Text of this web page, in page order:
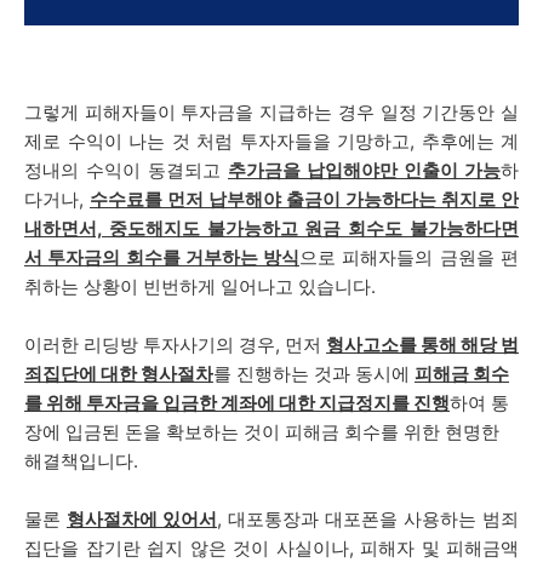
그렇게 피해자들이 투자금을 지급하는 경우 일정 기간동안 실
제로 수익이 나는 것 처럼 투자자들을 기망하고, 추후에는 계
정내의 수익이 동결되고 추가금을 납입해야만 인출이 가능하
다거나, 수수료를 먼저 납부해야 출금이 가능하다는 취지로 안
내하면서, 중도해지도 불가능하고 원금 회수도 불가능하다면
서 투자금의 회수를 거부하는 방식으로 피해자들의 금원을 편
취하는 상황이 빈번하게 일어나고 있습니다.
이러한 리딩방 투자사기의 경우, 먼저 형사고소를 통해 해당 범
죄집단에 대한 형사절차를 진행하는 것과 동시에 피해금 회수
를 위해 투자금을 입금한 계좌에 대한 지급정지를 진행하여 통
장에 입금된 돈을 확보하는 것이 피해금 회수를 위한 현명한
해결책입니다.
물론 형사절차에 있어서, 대포통장과 대포폰을 사용하는 범죄
집단을 잡기란 쉽지 않은 것이 사실이나, 피해자 및 피해금액